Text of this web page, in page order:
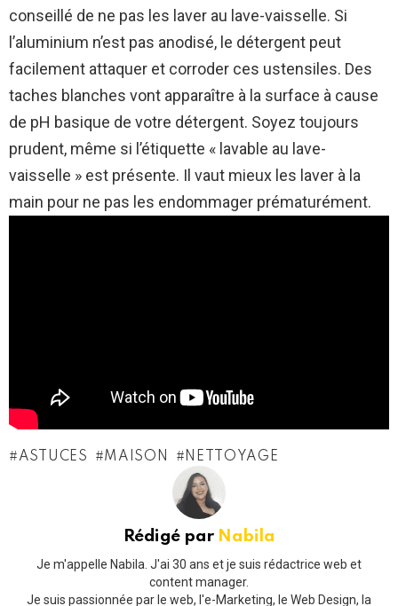
conseillé de ne pas les laver au lave-vaisselle. Si
l’aluminium n’est pas anodisé, le détergent peut
facilement attaquer et corroder ces ustensiles. Des
taches blanches vont apparaître à la surface à cause
de pH basique de votre détergent. Soyez toujours
prudent, même si l’étiquette « lavable au lave-
vaisselle » est présente. Il vaut mieux les laver à la
main pour ne pas les endommager prématurément.
ASTUCES MAISON NETTOYAGE
Rédigé par Nabila
Je m'appelle Nabila. J'ai 30 ans et je suis rédactrice web et
content manager.
Je suis passionnée par le web, l'e-Marketing, le Web Design, la